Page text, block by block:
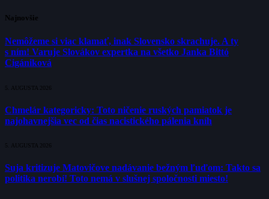
Najnovšie
Nemôžeme si viac klamať, inak Slovensko skrachuje. A ty
s ním! Varuje Slovákov expertka na všetko Janka Bittó
Cigániková
5. AUGUSTA 2026
Chmelár kategoricky: Toto ničenie ruských pamiatok je
najohavnejšia vec od čias nacistického pálenia kníh
5. AUGUSTA 2026
Suja kritizuje Matovičove nadávanie bežným ľuďom: Takto sa
politika nerobí! Toto nemá v slušnej spoločnosti miesto!